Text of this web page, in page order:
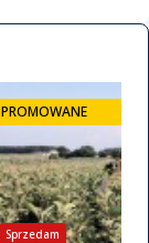
Sprzedam
PROMOWANE